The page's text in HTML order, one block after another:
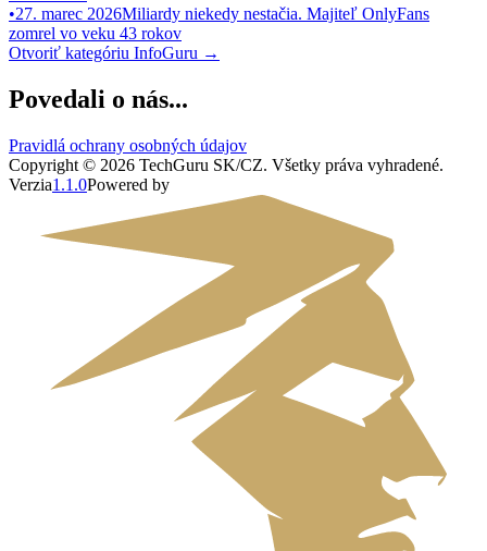
•27. marec 2026Miliardy niekedy nestačia. Majiteľ OnlyFans
zomrel vo veku 43 rokov
Otvoriť kategóriu InfoGuru →
Povedali o nás...
Pravidlá ochrany osobných údajov
Copyright © 2026 TechGuru SK/CZ. Všetky práva vyhradené.
Verzia1.1.0Powered by